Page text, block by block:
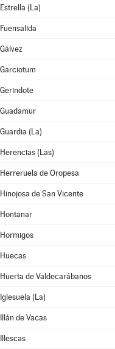
Estrella (La)
Fuensalida
Gálvez
Garciotum
Gerindote
Guadamur
Guardia (La)
Herencias (Las)
Herreruela de Oropesa
Hinojosa de San Vicente
Hontanar
Hormigos
Huecas
Huerta de Valdecarábanos
Iglesuela (La)
Illán de Vacas
Illescas